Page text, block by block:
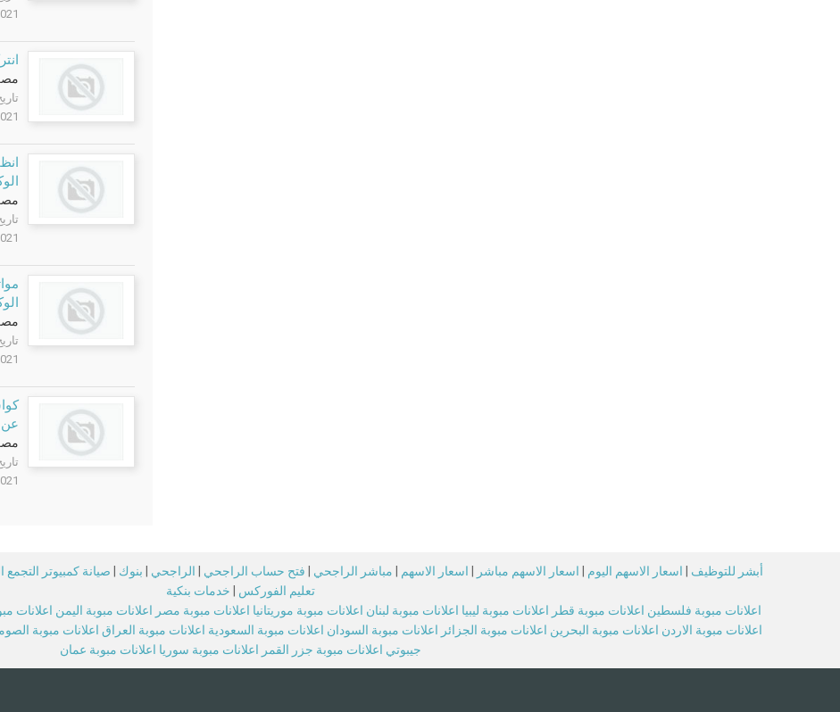
2021
2021
2021
2021
عن
2021
أبشر للتوظيف اسعار الاسهم اليوم اسعار الاسهم مباشر اسعار الاسهم مباشر الراجحي فتح حساب الراجحي الراجحي بنوك صيانة كمبيوتر
تعليم الفوركس
خدمات بنكية
اعلانات مبوبة فلسطين اعلانات مبوبة قطر اعلانات مبوبة ليبيا اعلانات مبوبة لبنان اعلانات مبوبة موريتانيا اعلانات مبوبة مصر اعلانات مبوبة اليمن اعلانات
اعلانات مبوبة الاردن اعلانات مبوبة البحرين اعلانات مبوبة الجزائر اعلانات مبوبة السودان اعلانات مبوبة السعودية اعلانات مبوبة العراق اعلانات مبوبة
جيبوتي اعلانات مبوبة جزر القمر اعلانات مبوبة سوريا اعلانات مبوبة عمان